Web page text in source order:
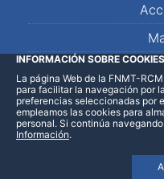
LinkedInFacebook
INFORMACIÓN SOBRE COOKIES
La página Web de la FNMT-
para facilitar la navegación por
preferencias seleccionadas por
empleamos las cookies para
personal. Si continúa
Información.